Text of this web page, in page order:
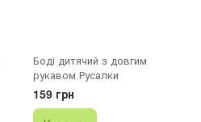
Боді дитячий з довгим
рукавом Русалки
159 грн